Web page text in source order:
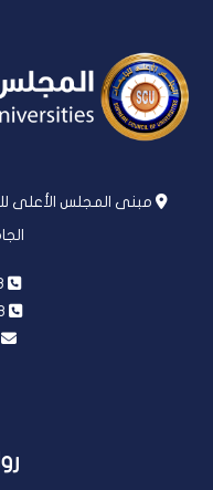
مبنى المجلس الأعلى